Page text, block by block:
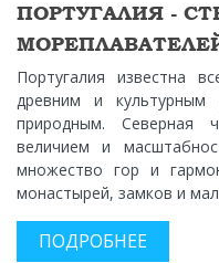
ПОРТУГАЛИЯ -
Португалия известна
древним и культурным
природным. Северная
величием и
множество гор и
монастырей, замков и
ПОДРОБНЕЕ